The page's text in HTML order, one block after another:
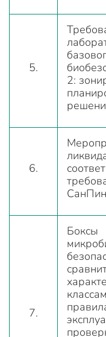
5.
2:
6.
7.
Боксы